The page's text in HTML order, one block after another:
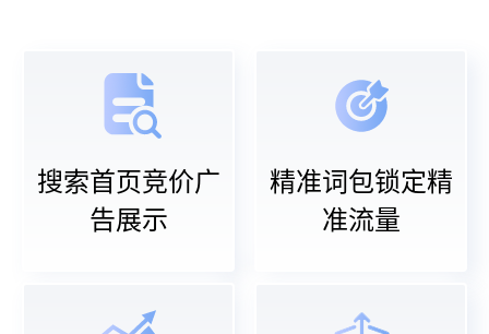
搜索首页竞价广
告展示
精准词包锁定精
准流量